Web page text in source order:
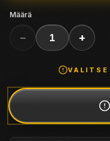
Määrä
− 1 +
VALITSE